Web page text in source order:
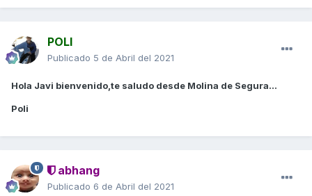
POLI
Publicado 5 de Abril del 2021
Hola Javi bienvenido,te saludo desde Molina de Segura...
Poli
abhang
Publicado 6 de Abril del 2021